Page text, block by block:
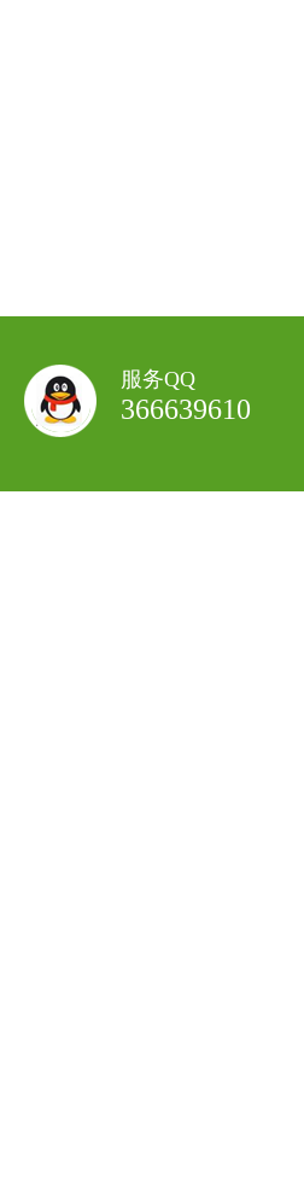
服务QQ
366639610